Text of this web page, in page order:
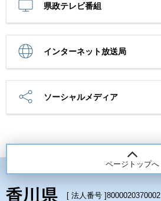
県政テレビ番組
インターネット放送局
ソーシャルメディア
ページトップへ
[ 法人番号 ]8000020370002